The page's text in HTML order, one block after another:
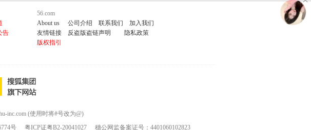
告
56.com
About us
公司介绍 联系我们
加入我们
友情链接
反盗版盗链声明
隐私政策
版权指引
inc.com (使用时将#号改为@)
号 粤ICP证粤B2-20041027 穗公网监备案证号：4401060102823